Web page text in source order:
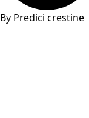
By Predici crestine